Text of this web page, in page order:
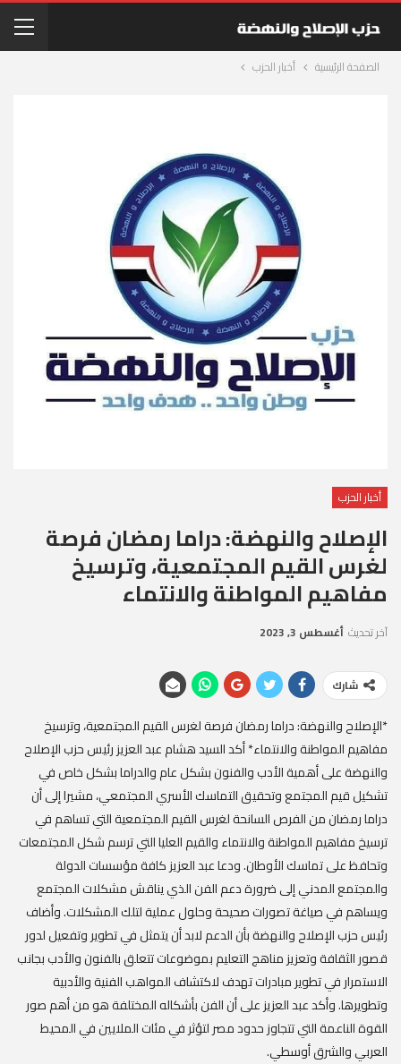
الصفحة الرئيسية أخبار الحزب
أخبار الحزب
الإصلاح والنهضة: دراما رمضان فرصة
لغرس القيم المجتمعية، وترسيخ
مفاهيم المواطنة والانتماء
آخر تحديث أغسطس 3, 2023
شارك
*الإصلاح والنهضة: دراما رمضان فرصة لغرس القيم المجتمعية، وترسيخ
مفاهيم المواطنة والانتماء* أكد السيد هشام عبد العزيز رئيس حزب الإصلاح
والنهضة على أهمية الأدب والفنون بشكل عام والدراما بشكل خاص في
تشكيل قيم المجتمع وتحقيق التماسك الأسري المجتمعي، مشيرا إلى أن
دراما رمضان من الفرص السانحة لغرس القيم المجتمعية التي تساهم في
ترسيخ مفاهيم المواطنة والانتماء والقيم العليا التي ترسم شكل المجتمعات
وتحافظ على تماسك الأوطان. ودعا عبد العزيز كافة مؤسسات الدولة
والمجتمع المدني إلى ضرورة دعم الفن الذي يناقش مشكلات المجتمع
ويساهم في صياغة تصورات صحيحة وحلول عملية لتلك المشكلات. وأضاف
رئيس حزب الإصلاح والنهضة بأن الدعم لابد أن يتمثل في تطوير وتفعيل لدور
قصور الثقافة وتعزيز مناهج التعليم بموضوعات تتعلق بالفنون والأدب بجانب
الاستمرار في تطوير مبادرات تهدف لاكتشاف المواهب الفنية والأدبية
وتطويرها. وأكد عبد العزيز على أن الفن بأشكاله المختلفة هو من أهم صور
القوة الناعمة التي تتجاوز حدود مصر لتؤثر في مئات الملايين في المحيط
العربي والشرق أوسطي.